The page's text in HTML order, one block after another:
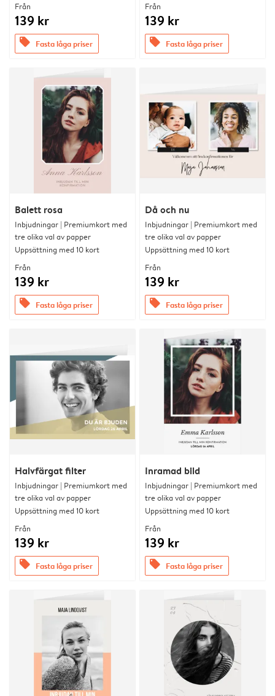
Från
139 kr
offers Fasta låga priser
Från
139 kr
offers Fasta låga priser
Balett rosa
Inbjudningar | Premiumkort med
tre olika val av papper
Uppsättning med 10 kort
Från
139 kr
offers Fasta låga priser
Då och nu
Inbjudningar | Premiumkort med
tre olika val av papper
Uppsättning med 10 kort
Från
139 kr
offers Fasta låga priser
Halvfärgat filter
Inbjudningar | Premiumkort med
tre olika val av papper
Uppsättning med 10 kort
Från
139 kr
offers Fasta låga priser
Inramad bild
Inbjudningar | Premiumkort med
tre olika val av papper
Uppsättning med 10 kort
Från
139 kr
offers Fasta låga priser